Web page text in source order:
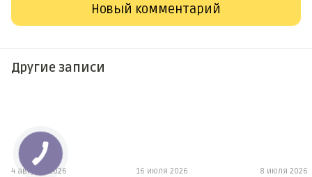
Новый комментарий
Другие записи
4 августа 2026 16 июля 2026 8 июля 2026